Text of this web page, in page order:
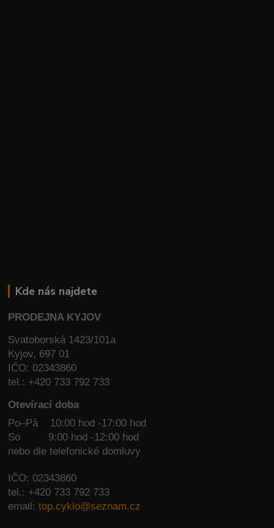
Kde nás najdete
PRODEJNA KYJOV
Svatoborská 1423/101a
Kyjov, 697 01
IČO: 02343860
tel.: +420 733 792 733
Otevírací doba
Po–Pá 10:00 hod -17:00 hod
So
9:00 hod -12:00 hod
nebo dle telefonické domluvy
IČO: 02343860
tel.: +420 733 792 733
email:top.cyklo@seznam.cz